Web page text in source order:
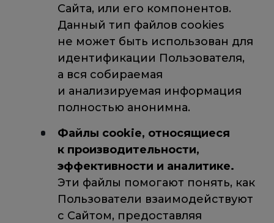
Сайта, или его компонентов.
Данный тип файлов cookies
не может быть использован для
идентификации Пользователя,
а вся собираемая
и анализируемая информация
полностью анонимна.
Файлы cookie, относящиеся
к производительности,
эффективности и аналитике.
Эти файлы помогают понять, как
Пользователи взаимодействуют
с Сайтом, предоставляя